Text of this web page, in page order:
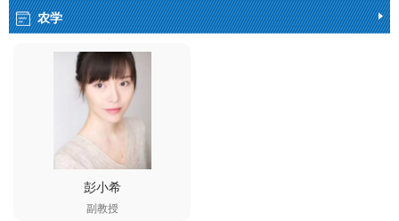
农学
彭小希
副教授